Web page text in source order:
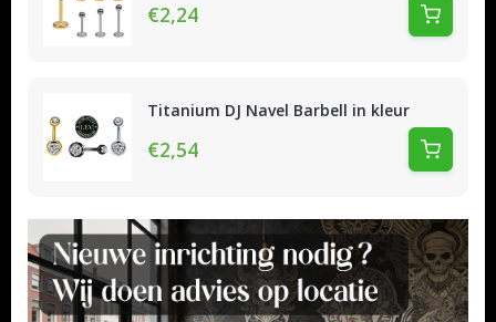
€2,24
Titanium DJ Navel Barbell in kleur
€2,54